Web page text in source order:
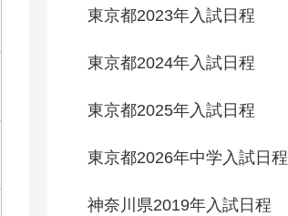
東京都2023年入試日程
東京都2024年入試日程
東京都2025年入試日程
東京都2026年中学入試日程
神奈川県2019年入試日程